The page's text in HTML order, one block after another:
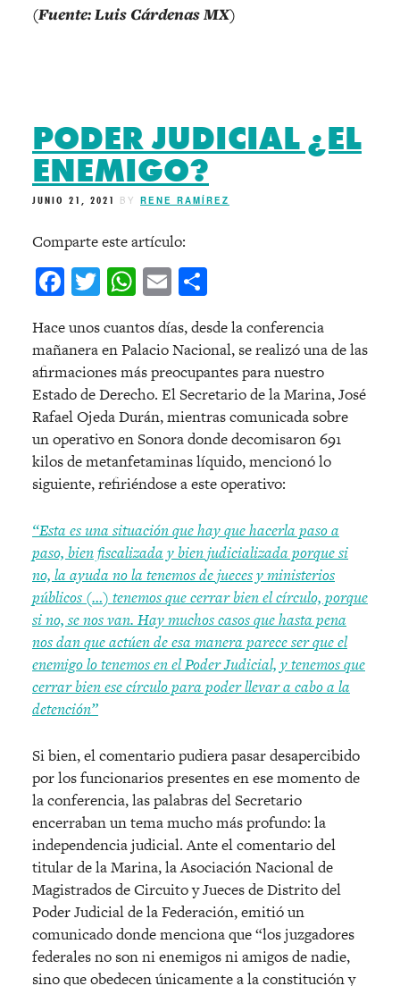
(Fuente: Luis Cárdenas MX)
PODER JUDICIAL ¿EL
ENEMIGO?
JUNIO 21, 2021 BY RENE RAMÍREZ
Comparte este artículo:
Facebook
Twitter
WhatsApp
Email
Hace unos cuantos días, desde la conferencia
mañanera en Palacio Nacional, se realizó una de las
afirmaciones más preocupantes para nuestro
Estado de Derecho. El Secretario de la Marina, José
Rafael Ojeda Durán, mientras comunicada sobre
un operativo en Sonora donde decomisaron 691
kilos de metanfetaminas líquido, mencionó lo
siguiente, refiriéndose a este operativo:
“Esta es una situación que hay que hacerla paso a
paso, bien fiscalizada y bien judicializada porque si
no, la ayuda no la tenemos de jueces y ministerios
públicos (…) tenemos que cerrar bien el círculo, porque
si no, se nos van. Hay muchos casos que hasta pena
nos dan que actúen de esa manera parece ser que el
enemigo lo tenemos en el Poder Judicial, y tenemos que
cerrar bien ese círculo para poder llevar a cabo a la
detención”
Si bien, el comentario pudiera pasar desapercibido
por los funcionarios presentes en ese momento de
la conferencia, las palabras del Secretario
encerraban un tema mucho más profundo: la
independencia judicial. Ante el comentario del
titular de la Marina, la Asociación Nacional de
Magistrados de Circuito y Jueces de Distrito del
Poder Judicial de la Federación, emitió un
comunicado donde menciona que “los juzgadores
federales no son ni enemigos ni amigos de nadie,
sino que obedecen únicamente a la constitución y